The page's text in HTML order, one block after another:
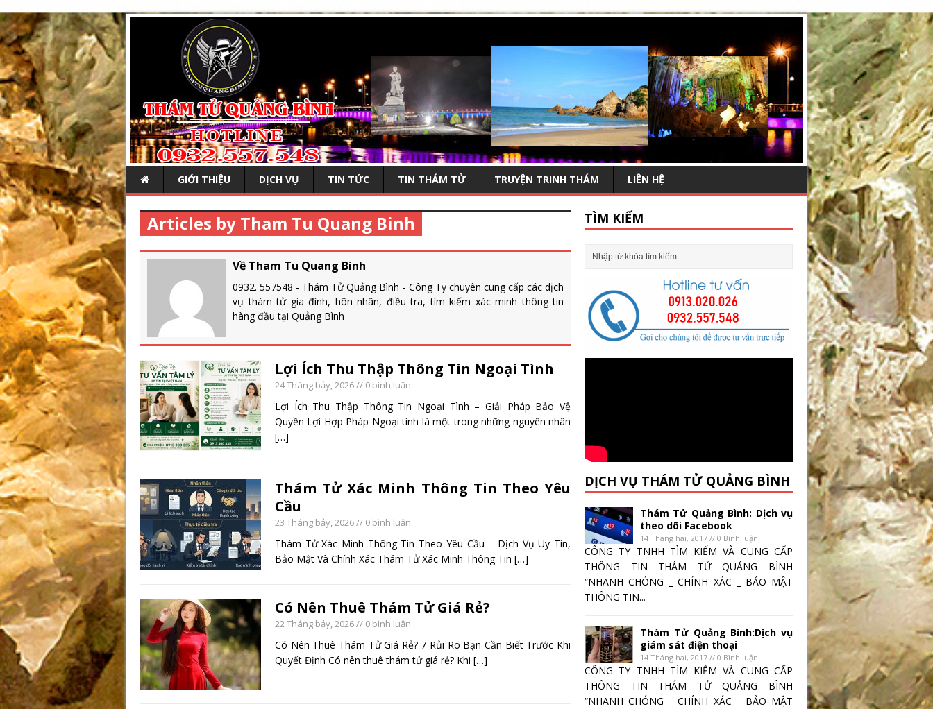
GIỚI THIỆU DỊCH VỤ TIN TỨC TIN THÁM TỬ TRUYỆN TRINH THÁM LIÊN HỆ
Articles by Tham Tu Quang Binh
Về Tham Tu Quang Binh
0932. 557548 - Thám Tử Quảng Bình - Công Ty chuyên cung cấp các dịch
vụ thám tử gia đình, hôn nhân, điều tra, tìm kiếm xác minh thông tin
hàng đầu tại Quảng Bình
Lợi Ích Thu Thập Thông Tin Ngoại Tình
24 Tháng bảy, 2026// 0 bình luận
Lợi Ích Thu Thập Thông Tin Ngoại Tình – Giải Pháp Bảo Vệ
Quyền Lợi Hợp Pháp Ngoại tình là một trong những nguyên nhân
[…]
Thám Tử Xác Minh Thông Tin Theo Yêu
Cầu
23 Tháng bảy, 2026// 0 bình luận
Thám Tử Xác Minh Thông Tin Theo Yêu Cầu – Dịch Vụ Uy Tín,
Bảo Mật Và Chính Xác Thám Tử Xác Minh Thông Tin […]
Có Nên Thuê Thám Tử Giá Rẻ?
22 Tháng bảy, 2026// 0 bình luận
Có Nên Thuê Thám Tử Giá Rẻ? 7 Rủi Ro Bạn Cần Biết Trước Khi
Quyết Định Có nên thuê thám tử giá rẻ? Khi […]
TÌM KIẾM
DỊCH VỤ THÁM TỬ QUẢNG BÌNH
Thám Tử Quảng Bình: Dịch vụ
theo dõi Facebook
14 Tháng hai, 2017 // 0 Bình luận
CÔNG TY TNHH TÌM KIẾM VÀ CUNG CẤP
THÔNG TIN THÁM TỬ QUẢNG BÌNH
“NHANH CHÓNG _ CHÍNH XÁC _ BẢO MẬT
THÔNG TIN...
Thám Tử Quảng Bình:Dịch vụ
giám sát điện thoại
14 Tháng hai, 2017 // 0 Bình luận
CÔNG TY TNHH TÌM KIẾM VÀ CUNG CẤP
THÔNG TIN THÁM TỬ QUẢNG BÌNH
“NHANH CHÓNG _ CHÍNH XÁC _ BẢO MẬT